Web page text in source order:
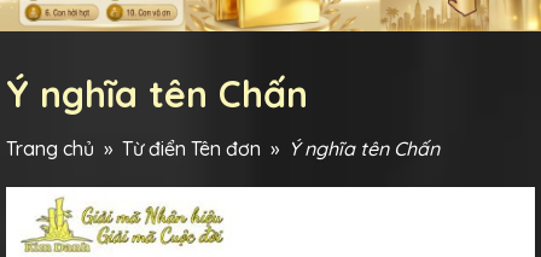
Ý nghĩa tên Chấn
Trang chủ » Từ điển Tên đơn » Ý nghĩa tên Chấn